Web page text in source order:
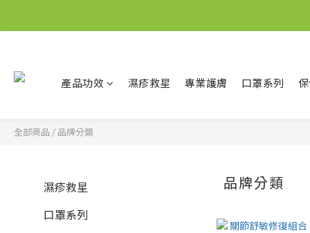
產品功效 濕疹救星 專業護膚 口罩系列
全部商品 / 品牌分類
濕疹救星
口罩系列
品牌分類